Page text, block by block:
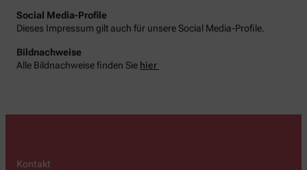
Social Media-Profile
Dieses Impressum gilt auch für unsere Social Media-Profile.
Bildnachweise
Alle Bildnachweise finden Sie hier
Kontakt